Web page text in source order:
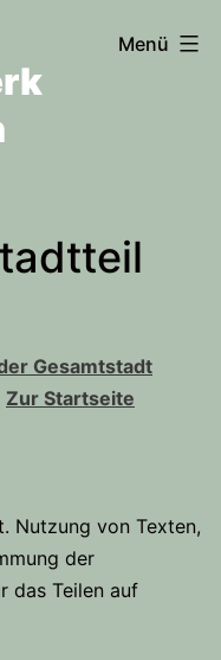
Menü
Gesamtstadt
Zur Startseite
von Texten,
der
das Teilen auf